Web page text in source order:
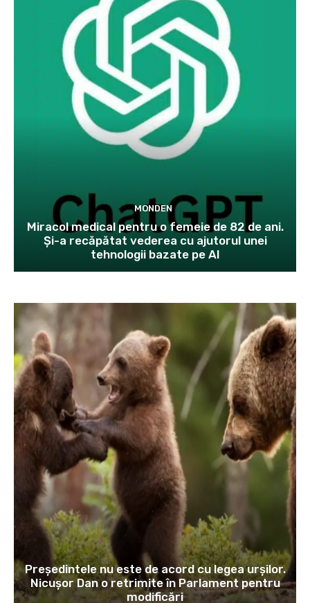
MONDEN
Miracol medical pentru o femeie de 82 de ani.
Și-a recăpătat vederea cu ajutorul unei
tehnologii bazate pe AI
Președintele nu este de acord cu legea urșilor.
Nicușor Dan o retrimite în Parlament pentru
modificări